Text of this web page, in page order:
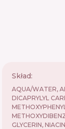
Skład:
AQUA/WATER,
DICAPRYLYL
GLYCERIN,